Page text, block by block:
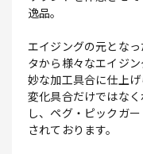
逸品。
エイジングの元とな
タから様々なエイジ
妙な加工具合に仕上
変化具合だけではな
し、ペグ・ピックガ
されております。